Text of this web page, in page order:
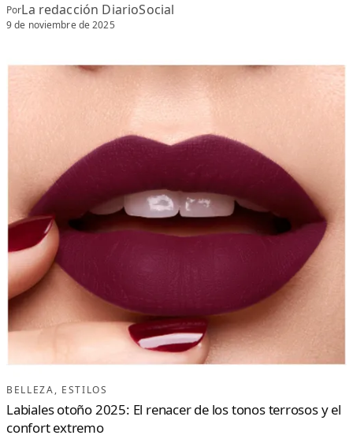
PorLa redacción DiarioSocial
9 de noviembre de 2025
BELLEZA, ESTILOS
Labiales otoño 2025: El renacer de los tonos terrosos y el
confort extremo